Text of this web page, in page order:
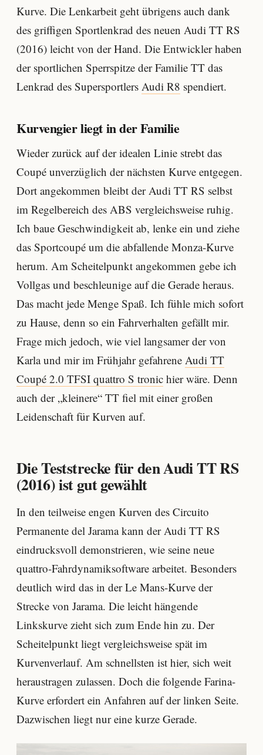
Kurve. Die Lenkarbeit geht übrigens auch dank
des griffigen Sportlenkrad des neuen Audi TT RS
(2016) leicht von der Hand. Die Entwickler haben
der sportlichen Sperrspitze der Familie TT das
Lenkrad des Supersportlers Audi R8 spendiert.
Kurvengier liegt in der Familie
Wieder zurück auf der idealen Linie strebt das
Coupé unverzüglich der nächsten Kurve entgegen.
Dort angekommen bleibt der Audi TT RS selbst
im Regelbereich des ABS vergleichsweise ruhig.
Ich baue Geschwindigkeit ab, lenke ein und ziehe
das Sportcoupé um die abfallende Monza-Kurve
herum. Am Scheitelpunkt angekommen gebe ich
Vollgas und beschleunige auf die Gerade heraus.
Das macht jede Menge Spaß. Ich fühle mich sofort
zu Hause, denn so ein Fahrverhalten gefällt mir.
Frage mich jedoch, wie viel langsamer der von
Karla und mir im Frühjahr gefahrene Audi TT
Coupé 2.0 TFSI quattro S tronic hier wäre. Denn
auch der „kleinere“ TT fiel mit einer großen
Leidenschaft für Kurven auf.
Die Teststrecke für den Audi TT RS
(2016) ist gut gewählt
In den teilweise engen Kurven des Circuito
Permanente del Jarama kann der Audi TT RS
eindrucksvoll demonstrieren, wie seine neue
quattro-Fahrdynamiksoftware arbeitet. Besonders
deutlich wird das in der Le Mans-Kurve der
Strecke von Jarama. Die leicht hängende
Linkskurve zieht sich zum Ende hin zu. Der
Scheitelpunkt liegt vergleichsweise spät im
Kurvenverlauf. Am schnellsten ist hier, sich weit
heraustragen zulassen. Doch die folgende Farina-
Kurve erfordert ein Anfahren auf der linken Seite.
Dazwischen liegt nur eine kurze Gerade.